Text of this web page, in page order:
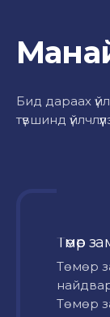
Манай
Бид дараах
түвшинд
Төмөр
Төмөр
Төмөр